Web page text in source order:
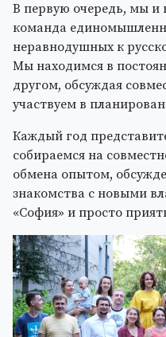
В первую очередь, мы
команда
неравнодушных к
Мы находимся в
другом, обсуждая
участвуем в
Каждый год
собираемся на
обмена опытом,
знакомства с новыми
«София» и просто